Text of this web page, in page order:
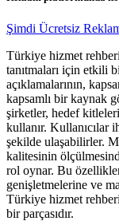
Şimdi Ücretsiz
Türkiye hizmet
tanıtmaları için etkili
açıklamalarının,
kapsamlı bir kaynak
şirketler, hedef
kullanır. Kullanıcılar
şekilde ulaşabilirler.
kalitesinin
rol oynar. Bu
genişletmelerine ve
Türkiye hizmet
bir parçasıdır.